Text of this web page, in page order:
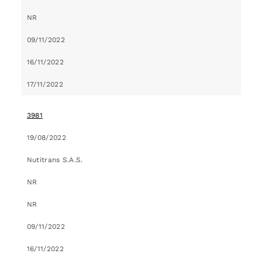
NR
09/11/2022
16/11/2022
17/11/2022
3981
19/08/2022
Nutitrans S.A.S.
NR
NR
09/11/2022
16/11/2022